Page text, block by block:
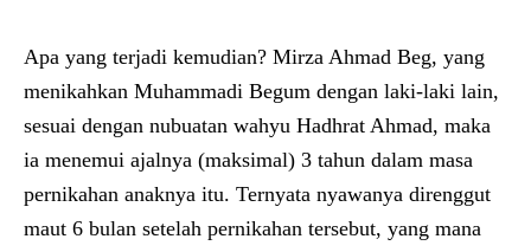
Apa yang terjadi kemudian? Mirza Ahmad Beg, yang
menikahkan Muhammadi Begum dengan laki-laki lain,
sesuai dengan nubuatan wahyu Hadhrat Ahmad, maka
ia menemui ajalnya (maksimal) 3 tahun dalam masa
pernikahan anaknya itu. Ternyata nyawanya direnggut
maut 6 bulan setelah pernikahan tersebut, yang mana